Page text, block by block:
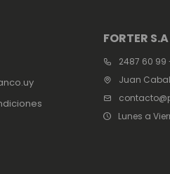
FORTER S.A
2487 60
Juan
Lunes a